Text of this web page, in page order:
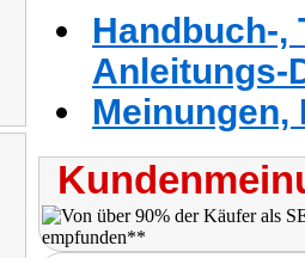
Handbuch-,
Anleitungs-